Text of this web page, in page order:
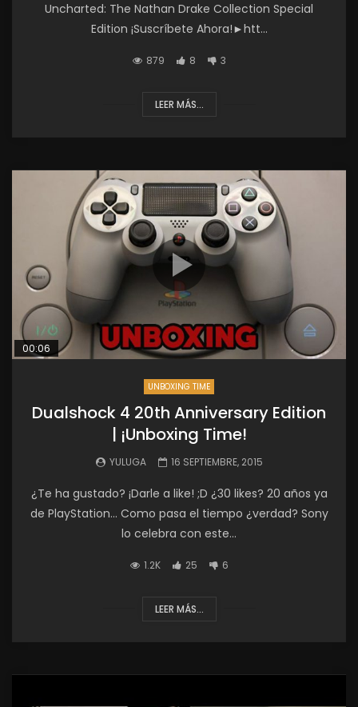
Uncharted: The Nathan Drake Collection Special
Edition ¡Suscríbete Ahora!►htt...
879 8 3
LEER MÁS...
00:06
UNBOXING TIME
Dualshock 4 20th Anniversary Edition
| ¡Unboxing Time!
YULUGA 16 SEPTIEMBRE, 2015
¿Te ha gustado? ¡Darle a like! ;D ¿30 likes? 20 años ya
de PlayStation… Como pasa el tiempo ¿verdad? Sony
lo celebra con este...
1.2K 25 6
LEER MÁS...